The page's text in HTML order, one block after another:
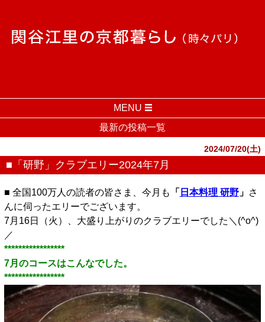
MENU
最新の投稿一覧
2024/07/20(土)
■「研野」クラブエリー2024年7月
■ 全国100万人の読者の皆さま、今月も 「 日本料理 研野」 さ
んに伺ったエリーでございます。
7月16日（火）、大盛り上がりのクラブエリーでした＼(^o^)
／
*****************
7月のコースはこんなでした。
*****************